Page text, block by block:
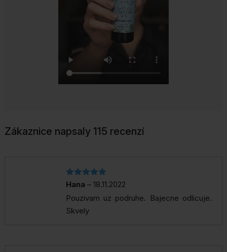
Zákaznice napsaly 115 recenzí
Hodnocení
Hana – 18.11.2022
Pouzivam uz podruhe. Bajecne odlicuje.
Skvely